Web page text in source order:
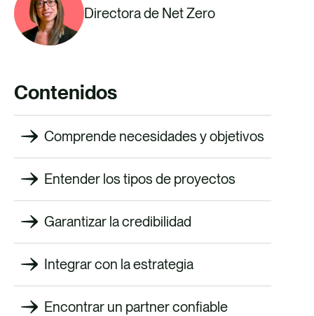
Directora de Net Zero
Contenidos
Comprende necesidades y objetivos
Entender los tipos de proyectos
Garantizar la credibilidad
Integrar con la estrategia
Encontrar un partner confiable